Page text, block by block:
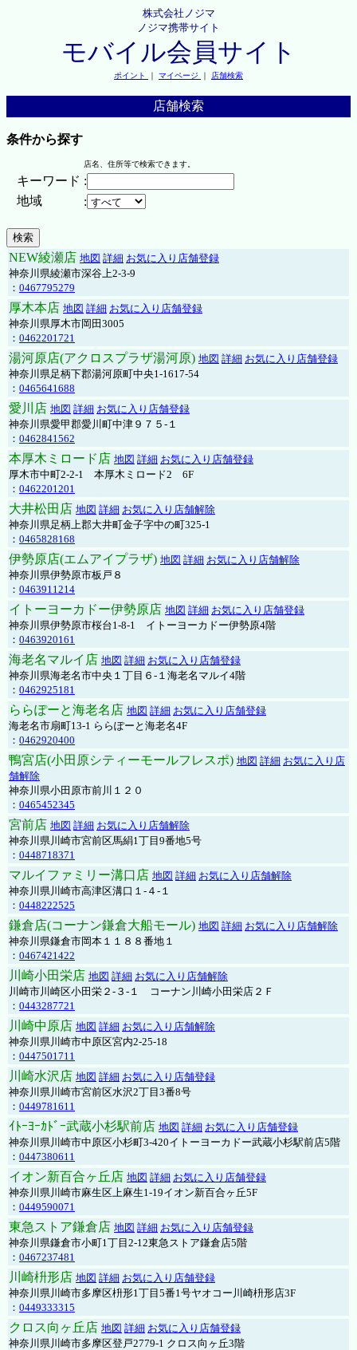
株式会社ノジマ
ノジマ携帯サイト
モバイル会員サイト
ポイント ｜ マイページ ｜ 店舗検索
店舗検索
条件から探す
店名、住所等で検索できます。
キーワード :
地域
:
NEW綾瀬店 地図 詳細 お気に入り店舗登録
神奈川県綾瀬市深谷上2-3-9
： 0467795279
厚木本店 地図 詳細 お気に入り店舗登録
神奈川県厚木市岡田3005
： 0462201721
湯河原店(アクロスプラザ湯河原) 地図 詳細 お気に入り店舗登録
神奈川県足柄下郡湯河原町中央1-1617-54
： 0465641688
愛川店 地図 詳細 お気に入り店舗登録
神奈川県愛甲郡愛川町中津９７５-１
： 0462841562
本厚木ミロード店 地図 詳細 お気に入り店舗登録
厚木市中町2-2-1 本厚木ミロード2 6F
： 0462201201
大井松田店 地図 詳細 お気に入り店舗解除
神奈川県足柄上郡大井町金子字中の町325-1
： 0465828168
伊勢原店(エムアイプラザ) 地図 詳細 お気に入り店舗解除
神奈川県伊勢原市板戸８
： 0463911214
イトーヨーカドー伊勢原店 地図 詳細 お気に入り店舗登録
神奈川県伊勢原市桜台1-8-1 イトーヨーカドー伊勢原4階
： 0463920161
海老名マルイ店 地図 詳細 お気に入り店舗登録
神奈川県海老名市中央１丁目６-１海老名マルイ4階
： 0462925181
ららぽーと海老名店 地図 詳細 お気に入り店舗登録
海老名市扇町13-1 ららぽーと海老名4F
： 0462920400
鴨宮店(小田原シティーモールフレスポ) 地図 詳細 お気に入り店
舗解除
神奈川県小田原市前川１２０
： 0465452345
宮前店 地図 詳細 お気に入り店舗解除
神奈川県川崎市宮前区馬絹1丁目9番地5号
： 0448718371
マルイファミリー溝口店 地図 詳細 お気に入り店舗解除
神奈川県川崎市高津区溝口１-４-１
： 0448222525
鎌倉店(コーナン鎌倉大船モール) 地図 詳細 お気に入り店舗解除
神奈川県鎌倉市岡本１１８８番地１
： 0467421422
川崎小田栄店 地図 詳細 お気に入り店舗解除
川崎市川崎区小田栄２‐３‐１ コーナン川崎小田栄店２Ｆ
： 0443287721
川崎中原店 地図 詳細 お気に入り店舗解除
神奈川県川崎市中原区宮内2-25-18
： 0447501711
川崎水沢店 地図 詳細 お気に入り店舗登録
神奈川県川崎市宮前区水沢2丁目3番8号
： 0449781611
ｲﾄｰﾖｰｶﾄﾞｰ武蔵小杉駅前店 地図 詳細 お気に入り店舗登録
神奈川県川崎市中原区小杉町3-420イトーヨーカドー武蔵小杉駅前店5階
： 0447380611
イオン新百合ヶ丘店 地図 詳細 お気に入り店舗登録
神奈川県川崎市麻生区上麻生1-19イオン新百合ヶ丘5F
： 0449590071
東急ストア鎌倉店 地図 詳細 お気に入り店舗登録
神奈川県鎌倉市小町1丁目2-12東急ストア鎌倉店5階
： 0467237481
川崎枡形店 地図 詳細 お気に入り店舗登録
神奈川県川崎市多摩区枡形1丁目5番1号ヤオコー川崎枡形店3F
： 0449333315
クロス向ヶ丘店 地図 詳細 お気に入り店舗登録
神奈川県川崎市多摩区登戸2779-1 クロス向ヶ丘3階